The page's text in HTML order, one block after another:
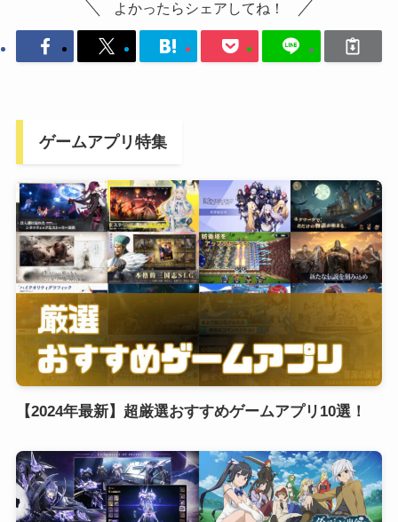
よかったらシェアしてね！
ゲームアプリ特集
【2024年最新】超厳選おすすめゲームアプリ10選！